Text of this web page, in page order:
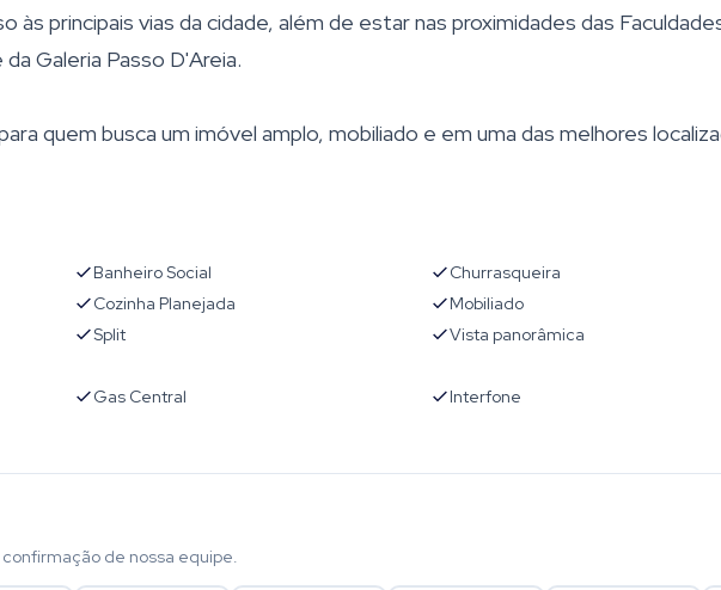
às principais vias da cidade, além de estar nas proximidades das
Galeria Passo D'Areia.
quem busca um imóvel amplo, mobiliado e em uma das melhores
Banheiro Social
Churrasqueira
Cozinha Planejada
Mobiliado
Split Vista panorâmica
Gas Central
Interfone
de nossa equipe.